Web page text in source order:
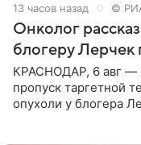
13 часов назад ©
Онколог
блогеру Лерчек
КРАСНОДАР, 6 авг —
пропуск таргетной
опухоли у блогера